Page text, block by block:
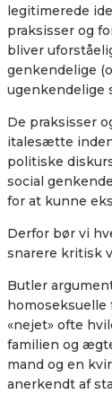
legitimerede
praksisser og
bliver
genkendelige
ugenkendelige
De praksisser
italesætte
politiske
social
for at kunne
Derfor bør vi
snarere kritisk
Butler
homoseksuelle
«nejet» ofte
familien og
mand og en
anerkendt af